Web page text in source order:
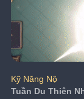
Kỹ Năng Nộ
Tuần Du Thiên